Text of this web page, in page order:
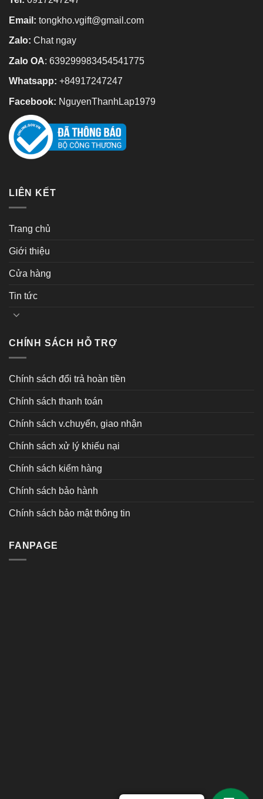
Email: tongkho.vgift@gmail.com
Zalo: Chat ngay
Zalo OA: 639299983454541775
Whatsapp: +84917247247
Facebook: NguyenThanhLap1979
LIÊN KẾT
Trang chủ
Giới thiệu
Cửa hàng
Tin tức
CHÍNH SÁCH HỖ TRỢ
Chính sách đổi trả hoàn tiền
Chính sách thanh toán
Chính sách v.chuyển, giao nhận
Chính sách xử lý khiếu nại
Chính sách kiểm hàng
Chính sách bảo hành
Chính sách bảo mật thông tin
FANPAGE